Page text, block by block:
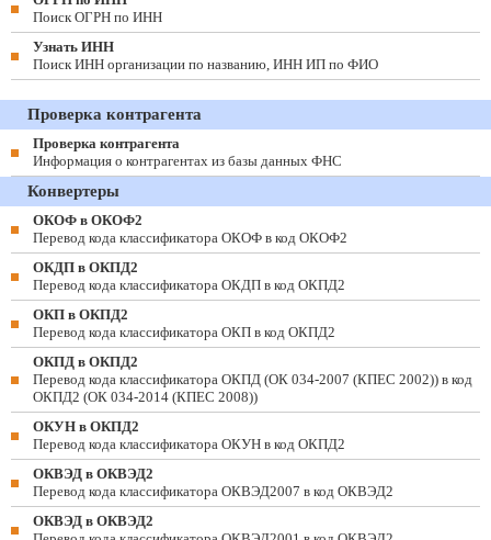
Поиск ОГРН по ИНН
Узнать ИНН
Поиск ИНН организации по названию, ИНН ИП по ФИО
Проверка контрагента
Проверка контрагента
Информация о контрагентах из базы данных ФНС
Конвертеры
ОКОФ в ОКОФ2
Перевод кода классификатора ОКОФ в код ОКОФ2
ОКДП в ОКПД2
Перевод кода классификатора ОКДП в код ОКПД2
ОКП в ОКПД2
Перевод кода классификатора ОКП в код ОКПД2
ОКПД в ОКПД2
Перевод кода классификатора ОКПД (ОК 034-2007 (КПЕС 2002)) в код
ОКПД2 (ОК 034-2014 (КПЕС 2008))
ОКУН в ОКПД2
Перевод кода классификатора ОКУН в код ОКПД2
ОКВЭД в ОКВЭД2
Перевод кода классификатора ОКВЭД2007 в код ОКВЭД2
ОКВЭД в ОКВЭД2